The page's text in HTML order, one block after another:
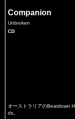
Companion
Unbroken
CD
オーストラリアのBeatdown
ds。